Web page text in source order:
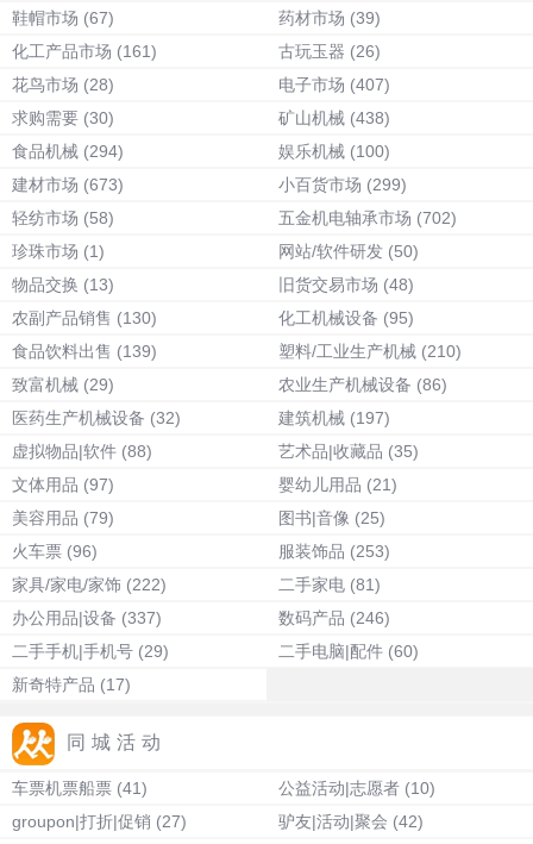
鞋帽市场 (67) 药材市场 (39)
化工产品市场 (161) 古玩玉器 (26)
花鸟市场 (28) 电子市场 (407)
求购需要 (30) 矿山机械 (438)
食品机械 (294) 娱乐机械 (100)
建材市场 (673) 小百货市场 (299)
轻纺市场 (58) 五金机电轴承市场 (702)
珍珠市场 (1) 网站/软件研发 (50)
物品交换 (13) 旧货交易市场 (48)
农副产品销售 (130) 化工机械设备 (95)
食品饮料出售 (139) 塑料/工业生产机械 (210)
致富机械 (29) 农业生产机械设备 (86)
医药生产机械设备 (32) 建筑机械 (197)
虚拟物品|软件 (88) 艺术品|收藏品 (35)
文体用品 (97) 婴幼儿用品 (21)
美容用品 (79) 图书|音像 (25)
火车票 (96) 服装饰品 (253)
家具/家电/家饰 (222) 二手家电 (81)
办公用品|设备 (337) 数码产品 (246)
二手手机|手机号 (29) 二手电脑|配件 (60)
新奇特产品 (17)
同城活动
车票机票船票 (41) 公益活动|志愿者 (10)
groupon|打折|促销 (27) 驴友|活动|聚会 (42)